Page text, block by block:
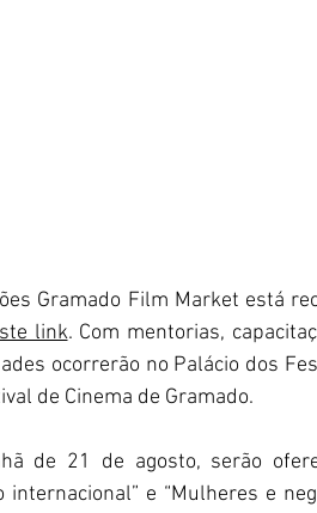
Gramado Film Market está
link. Com mentorias,
ocorrerão no Palácio dos
de Cinema de Gramado.
de 21 de agosto, serão
internacional” e “Mulheres e